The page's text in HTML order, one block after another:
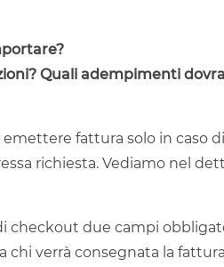
Quali adempimenti
fattura solo in caso
richiesta. Vediamo nel
checkout due campi
chi verrà consegnata la